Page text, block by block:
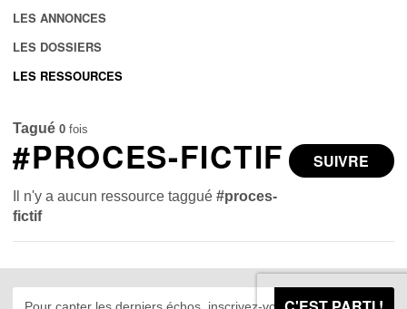
LES ANNONCES
LES DOSSIERS
LES RESSOURCES
Tagué 0 fois
SUIVRE
#PROCES-FICTIF
Il n'y a aucun ressource taggué#proces-
fictif